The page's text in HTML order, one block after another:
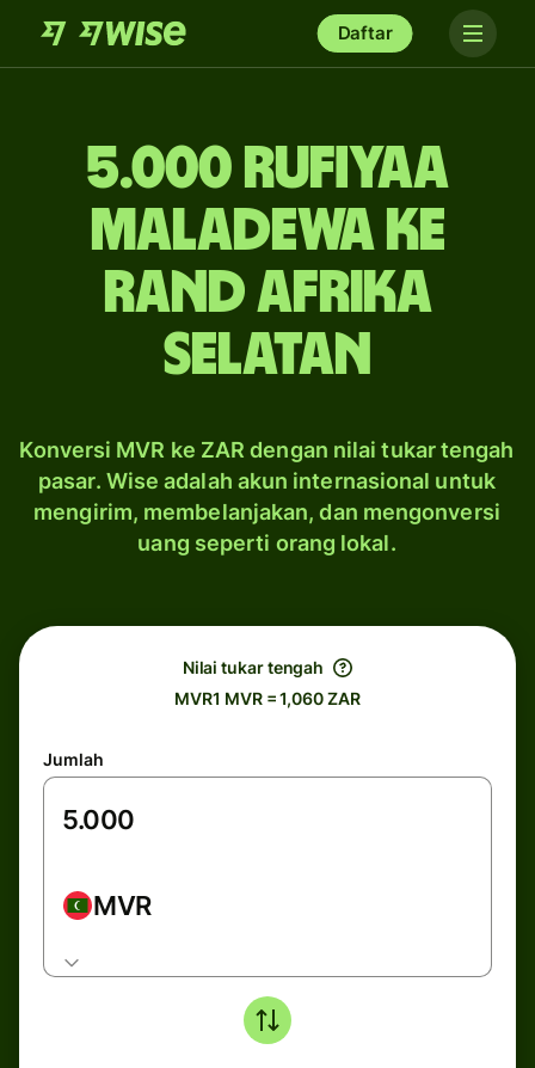
Daftar
5.000 rufiyaa
Maladewa ke
rand Afrika
Selatan
Konversi MVR ke ZAR dengan nilai tukar tengah
pasar. Wise adalah akun internasional untuk
mengirim, membelanjakan, dan mengonversi
uang seperti orang lokal.
Nilai tukar tengah
MVR1 MVR = 1,060 ZAR
Jumlah
MVR